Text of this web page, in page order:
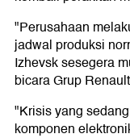
"Perusahaan
jadwal produksi
Izhevsk sesegera
bicara Grup
"Krisis yang
komponen